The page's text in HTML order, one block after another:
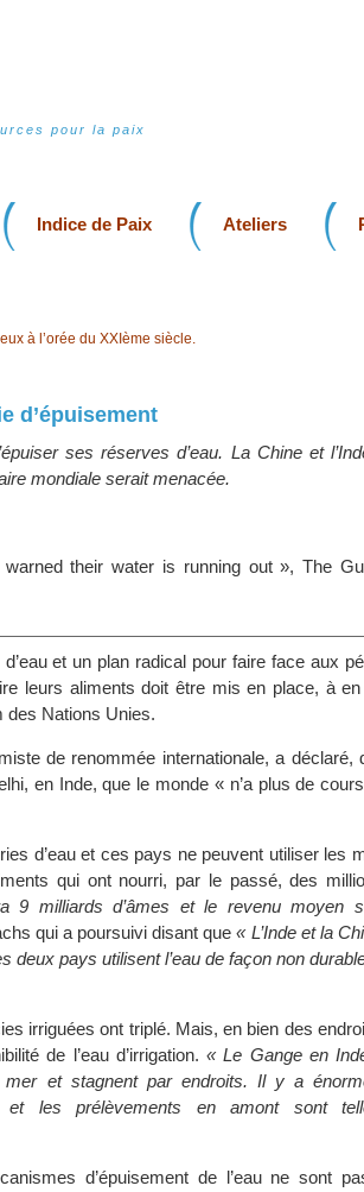
pour la paix
Indice de Paix Ateliers
à l’orée du XXIème siècle.
d’épuisement
ses réserves d’eau. La Chine et
mondiale serait menacée.
their water is running out », The
et un plan radical pour faire face aux
leurs aliments doit être mis en place, à
des Nations Unies.
de renommée internationale, a déclaré,
en Inde, que le monde « n’a plus de cours
d’eau et ces pays ne peuvent utiliser les
qui ont nourri, par le passé, des
9 milliards d’âmes et le revenu moyen
qui a poursuivi disant que« L’Inde et la
deux pays utilisent l’eau de façon non
irriguées ont triplé. Mais, en bien des
de l’eau d’irrigation.« Le Gange en
mer et stagnent par endroits. Il y a
et les prélèvements en amont sont
d’épuisement de l’eau ne sont